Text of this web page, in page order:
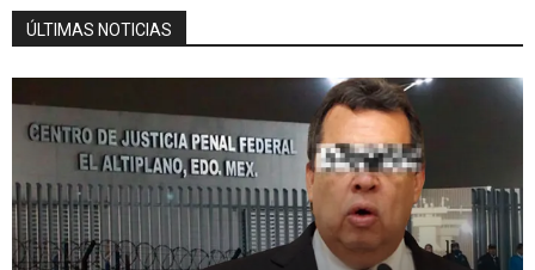
ÚLTIMAS NOTICIAS